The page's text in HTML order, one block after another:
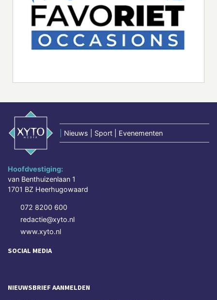
Nieuws | Sport | Evenementen
Hoofdvestiging:
van Benthuizenlaan 1
1701 BZ Heerhugowaard
072 8200 600
redactie@xyto.nl
www.xyto.nl
SOCIAL MEDIA
NIEUWSBRIEF AANMELDEN